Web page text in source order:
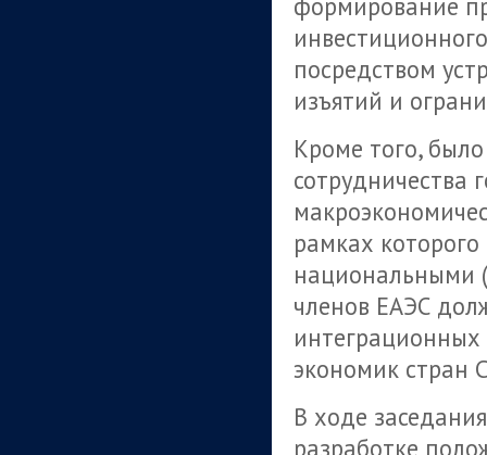
посредством
изъятий и
Кроме того,
сотрудничества
рамках
национальными
членов ЕАЭС
экономик стран
В ходе
разработке